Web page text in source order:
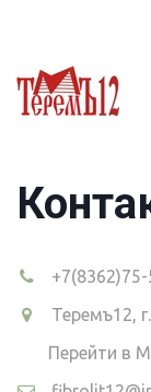
Теремъ12,
Перейти в